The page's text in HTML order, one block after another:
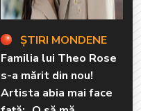
ȘTIRI MONDENE
Familia lui Theo Rose
s-a mărit din nou!
Artista abia mai face